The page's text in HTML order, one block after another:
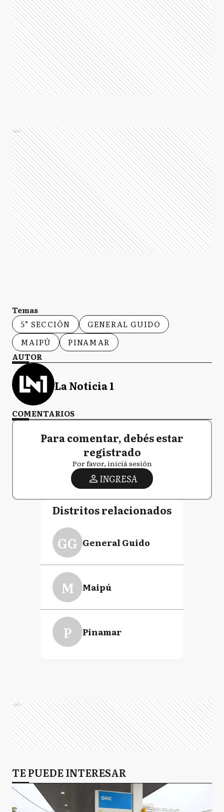
Ads
Temas
5° SECCIÓN
GENERAL GUIDO
MAIPÚ
PINAMAR
AUTOR
La Noticia 1
COMENTARIOS
Para comentar, debés estar
registrado
Por favor, iniciá sesión
INGRESA
Distritos relacionados
GG General Guido
M Maipú
P Pinamar
Ads
TE PUEDE INTERESAR